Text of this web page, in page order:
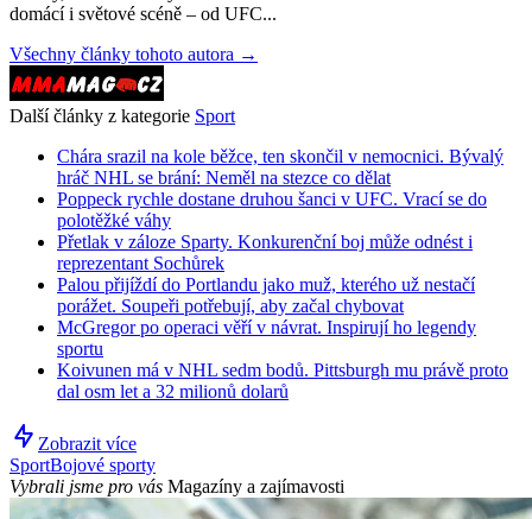
domácí i světové scéně – od UFC...
Všechny články tohoto autora →
Další články z kategorie Sport
Chára srazil na kole běžce, ten skončil v nemocnici. Bývalý
hráč NHL se brání: Neměl na stezce co dělat
Poppeck rychle dostane druhou šanci v UFC. Vrací se do
polotěžké váhy
Přetlak v záloze Sparty. Konkurenční boj může odnést i
reprezentant Sochůrek
Palou přijíždí do Portlandu jako muž, kterého už nestačí
porážet. Soupeři potřebují, aby začal chybovat
McGregor po operaci věří v návrat. Inspirují ho legendy
sportu
Koivunen má v NHL sedm bodů. Pittsburgh mu právě proto
dal osm let a 32 milionů dolarů
Zobrazit více
SportBojové sporty
Vybrali jsme pro vás Magazíny a zajímavosti